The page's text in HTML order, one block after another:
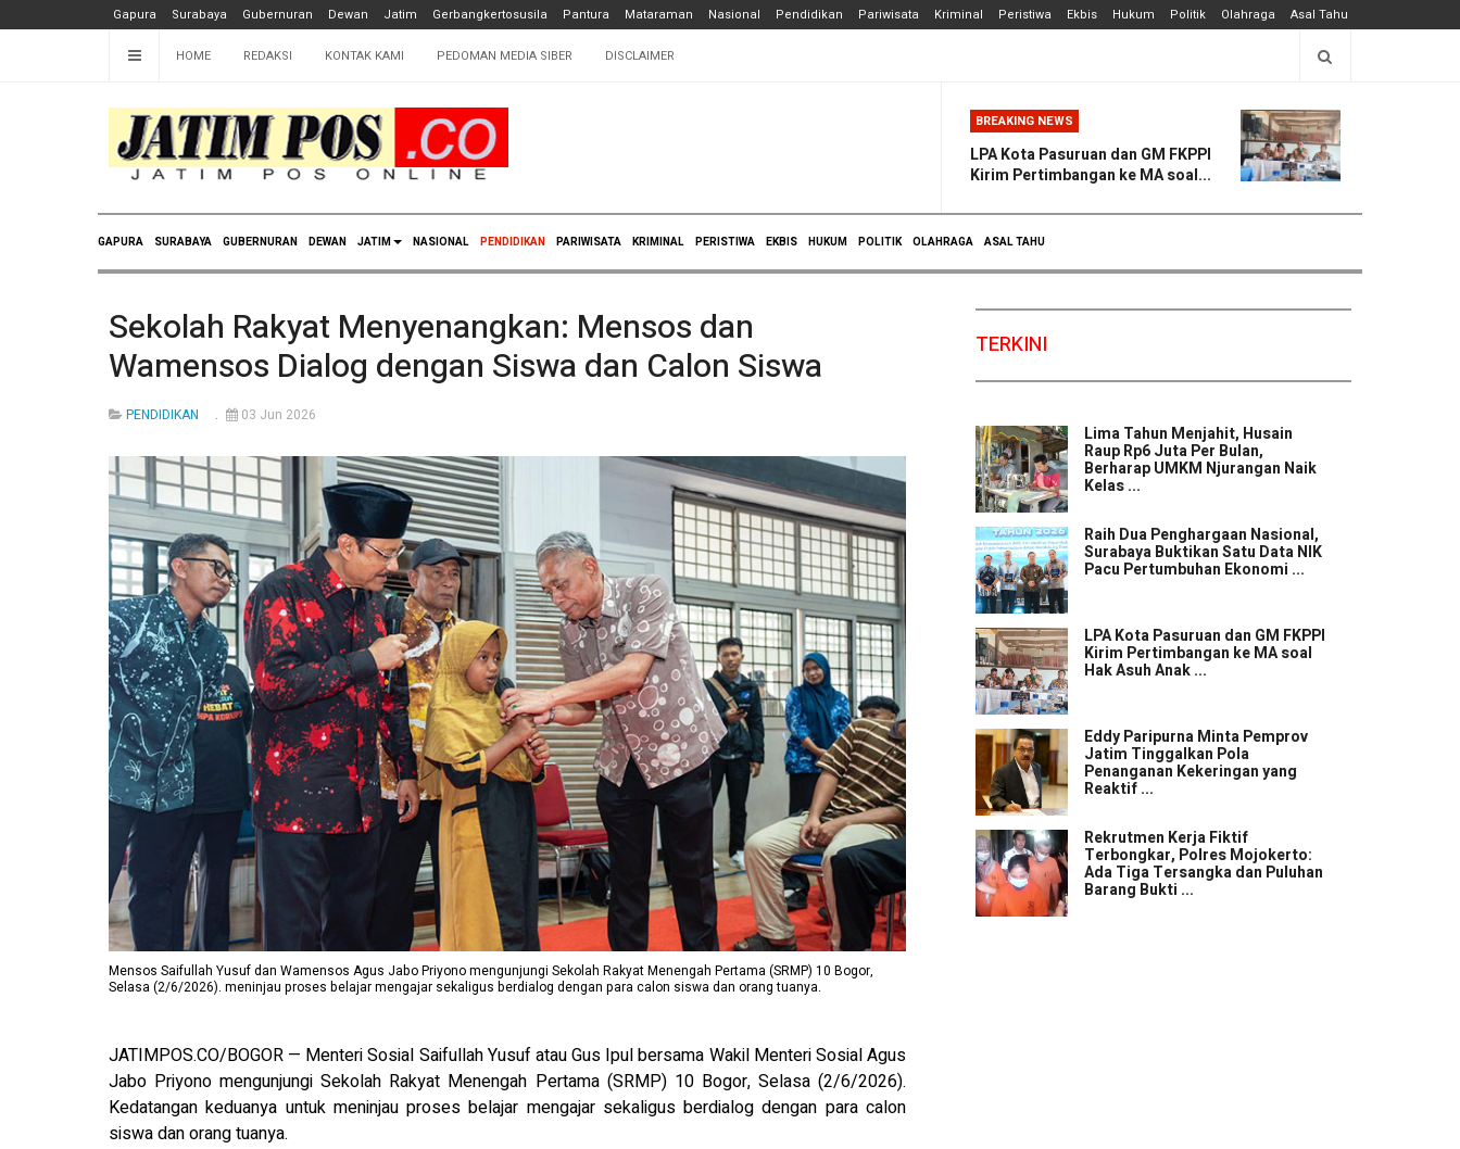
Gapura Surabaya Gubernuran Dewan Jatim Gerbangkertosusila Pantura Mataraman Nasional Pendidikan Pariwisata Kriminal Peristiwa Ekbis Hukum Politik Olahraga Asal Tahu
HOME REDAKSI KONTAK KAMI PEDOMAN MEDIA SIBER DISCLAIMER
BREAKING NEWS
LPA Kota Pasuruan dan GM FKPPI
Kirim Pertimbangan ke MA soal...
GAPURA SURABAYA GUBERNURAN DEWAN JATIM NASIONAL PENDIDIKAN PARIWISATA KRIMINAL PERISTIWA EKBIS HUKUM POLITIK OLAHRAGA ASAL TAHU
Sekolah Rakyat Menyenangkan: Mensos dan
Wamensos Dialog dengan Siswa dan Calon Siswa
PENDIDIKAN 03 Jun 2026
Mensos Saifullah Yusuf dan Wamensos Agus Jabo Priyono mengunjungi Sekolah Rakyat Menengah Pertama (SRMP) 10 Bogor,
Selasa (2/6/2026). meninjau proses belajar mengajar sekaligus berdialog dengan para calon siswa dan orang tuanya.
JATIMPOS.CO/BOGOR — Menteri Sosial Saifullah Yusuf atau Gus Ipul bersama Wakil Menteri Sosial Agus
Jabo Priyono mengunjungi Sekolah Rakyat Menengah Pertama (SRMP) 10 Bogor, Selasa (2/6/2026).
Kedatangan keduanya untuk meninjau proses belajar mengajar sekaligus berdialog dengan para calon
siswa dan orang tuanya.
TERKINI
Lima Tahun Menjahit, Husain
Raup Rp6 Juta Per Bulan,
Berharap UMKM Njurangan Naik
Kelas ...
Raih Dua Penghargaan Nasional,
Surabaya Buktikan Satu Data NIK
Pacu Pertumbuhan Ekonomi ...
LPA Kota Pasuruan dan GM FKPPI
Kirim Pertimbangan ke MA soal
Hak Asuh Anak ...
Eddy Paripurna Minta Pemprov
Jatim Tinggalkan Pola
Penanganan Kekeringan yang
Reaktif ...
Rekrutmen Kerja Fiktif
Terbongkar, Polres Mojokerto:
Ada Tiga Tersangka dan Puluhan
Barang Bukti ...